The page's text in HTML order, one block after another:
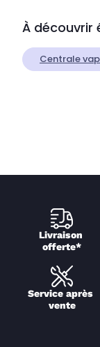
À découvrir
Centrale
Livraison
offerte*
Service après
vente